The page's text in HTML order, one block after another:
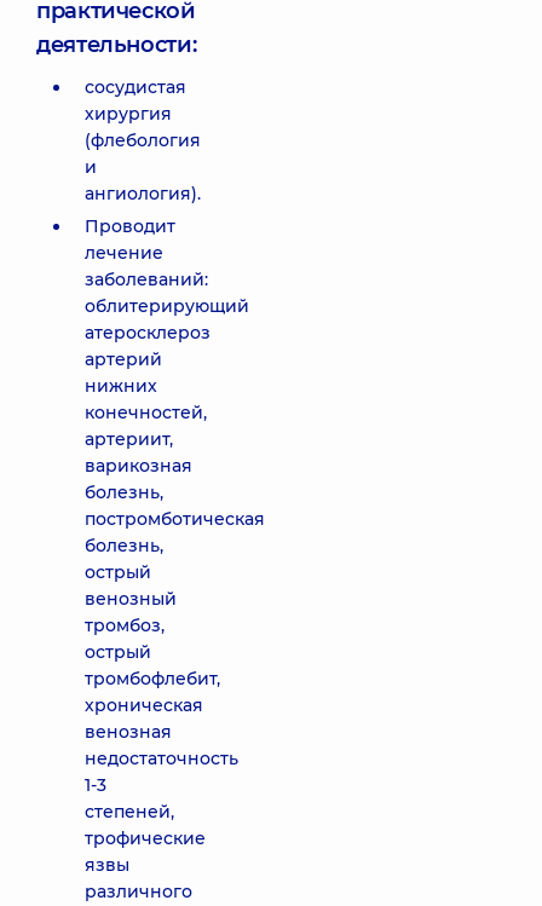
практической
деятельности:
сосудистая
хирургия
(флебология
и
ангиология).
Проводит
лечение
заболеваний:
облитерирующий
атеросклероз
артерий
нижних
конечностей,
артериит,
варикозная
болезнь,
постромботическая
болезнь,
острый
венозный
тромбоз,
острый
тромбофлебит,
хроническая
венозная
недостаточность
1-3
степеней,
трофические
язвы
различного